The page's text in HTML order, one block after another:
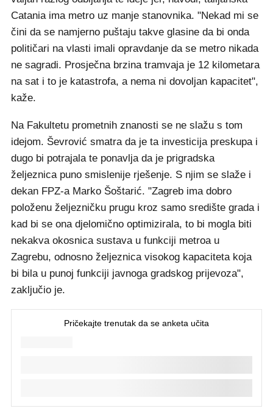
Catania ima metro uz manje stanovnika. "Nekad mi se
čini da se namjerno puštaju takve glasine da bi onda
političari na vlasti imali opravdanje da se metro nikada
ne sagradi. Prosječna brzina tramvaja je 12 kilometara
na sat i to je katastrofa, a nema ni dovoljan kapacitet",
kaže.
Na Fakultetu prometnih znanosti se ne slažu s tom
idejom. Ševrović smatra da je ta investicija preskupa i
dugo bi potrajala te ponavlja da je prigradska
željeznica puno smislenije rješenje. S njim se slaže i
dekan FPZ-a Marko Šoštarić. "Zagreb ima dobro
položenu željezničku prugu kroz samo središte grada i
kad bi se ona djelomično optimizirala, to bi mogla biti
nekakva okosnica sustava u funkciji metroa u
Zagrebu, odnosno željeznica visokog kapaciteta koja
bi bila u punoj funkciji javnoga gradskog prijevoza",
zaključio je.